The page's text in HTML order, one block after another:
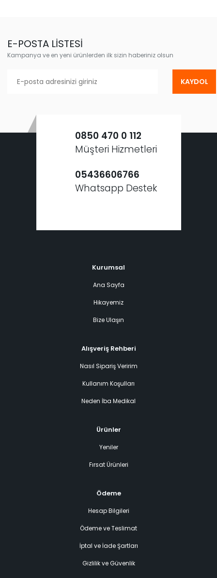
E-POSTA LİSTESİ
Kampanya ve en yeni ürünlerden ilk sizin haberiniz olsun
KAYDOL
0850 470 0 112
Müşteri Hizmetleri
05436606766
Whatsapp Destek
Kurumsal
Ana Sayfa
Hikayemiz
Bize Ulaşın
Alışveriş Rehberi
Nasıl Sipariş Veririm
Kullanım Koşulları
Neden İba Medikal
Ürünler
Yeniler
Fırsat Ürünleri
Ödeme
Hesap Bilgileri
Ödeme ve Teslimat
İptal ve İade Şartları
Gizlilik ve Güvenlik